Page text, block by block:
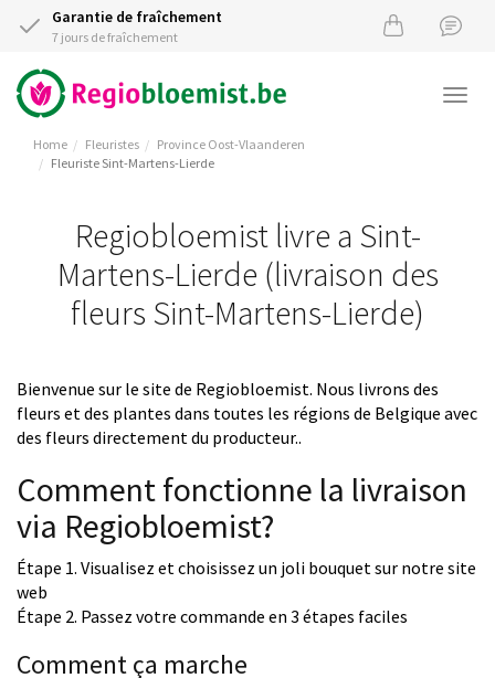
Garantie de fraîchement
7 jours de fraîchement
Home Fleuristes
Province Oost-Vlaanderen
Fleuriste Sint-Martens-Lierde
Regiobloemist livre a Sint-
Martens-Lierde (livraison des
fleurs Sint-Martens-Lierde)
Bienvenue sur le site de Regiobloemist. Nous livrons des
fleurs et des plantes dans toutes les régions de Belgique avec
des fleurs directement du producteur..
Comment fonctionne la livraison
via Regiobloemist?
Étape 1. Visualisez et choisissez un joli bouquet sur notre site
web
Étape 2. Passez votre commande en 3 étapes faciles
Comment ça marche